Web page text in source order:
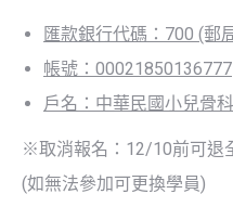
匯款銀行代碼：700 (郵
帳號：00021850136777
戶名：中華民國小兒骨
※取消報名：12/10前可退
(如無法參加可更換學員)